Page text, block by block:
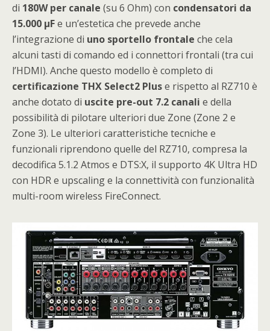
di 180W per canale (su 6 Ohm) con condensatori da
15.000 μFe un’estetica che prevede anche
l’integrazione di uno sportello frontale che cela
alcuni tasti di comando ed i connettori frontali (tra cui
l’HDMI). Anche questo modello è completo di
certificazione THX Select2 Pluse rispetto al RZ710 è
anche dotato di uscite pre-out 7.2 canali e della
possibilità di pilotare ulteriori due Zone (Zone 2 e
Zone 3). Le ulteriori caratteristiche tecniche e
funzionali riprendono quelle del RZ710, compresa la
decodifica 5.1.2 Atmos e DTS:X, il supporto 4K Ultra HD
con HDR e upscaling e la connettività con funzionalità
multi-room wireless FireConnect.